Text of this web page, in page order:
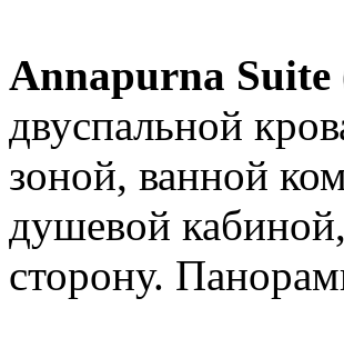
Annapurna Suite
двуспальной
зоной, ванной
душевой
сторону.